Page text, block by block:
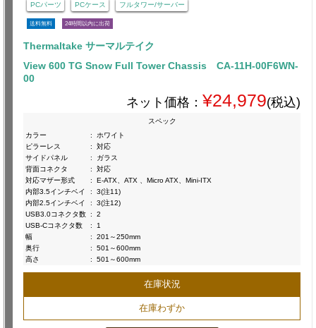
PCパーツ PCケース フルタワー/サーバー
送料無料 24時間以内に出荷
Thermaltake サーマルテイク
View 600 TG Snow Full Tower Chassis CA-11H-00F6WN-
00
ネット価格： ¥24,979(税込)
スペック
カラー
:
ホワイト
ピラーレス
:
対応
サイドパネル
:
ガラス
背面コネクタ
:
対応
対応マザー形式
:
E-ATX、ATX 、Micro ATX、Mini-ITX
内部3.5インチベイ
:
3(注11)
内部2.5インチベイ
:
3(注12)
USB3.0コネクタ数 :
2
USB-Cコネクタ数
:
1
幅
:
201～250mm
奥行
:
501～600mm
高さ
: 501～600mm
在庫状況
在庫わずか